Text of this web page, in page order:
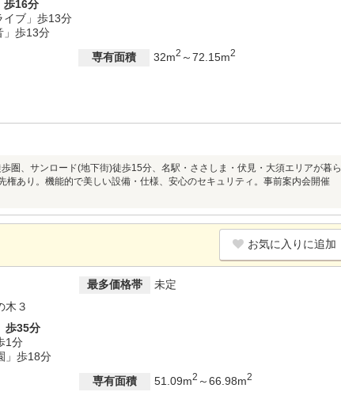
歩16分
イブ」歩13分
」歩13分
専有面積 32m2 ～72.15m2
圏、サンロード(地下街)徒歩15分、名駅・ささしま・伏見・大須エリアが暮ら
あり。機能的で美しい設備・仕様、安心のセキュリティ。事前案内会開催
お気に入りに追加
最多価格帯
未定
木３
歩35分
1分
」歩18分
専有面積 51.09m2 ～66.98m2